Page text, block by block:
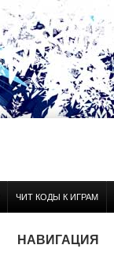
ЧИТ КОДЫ К ИГРАМ
НАВИГАЦИЯ